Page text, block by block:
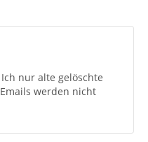
nur alte gelöschte
werden nicht